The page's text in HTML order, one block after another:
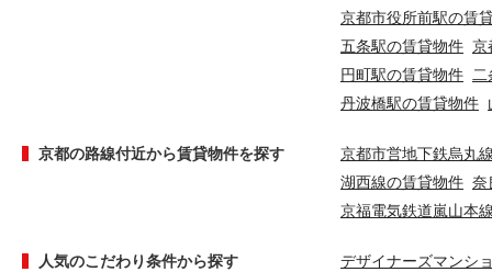
京都市役所前駅の賃
五条駅の賃貸物件 京
円町駅の賃貸物件
丹波橋駅の賃貸物件
京都の路線付近から賃貸物件を探す
京都市営地下鉄烏丸
湖西線の賃貸物件 奈
京福電気鉄道嵐山本
人気のこだわり条件から探す
デザイナーズマンシ